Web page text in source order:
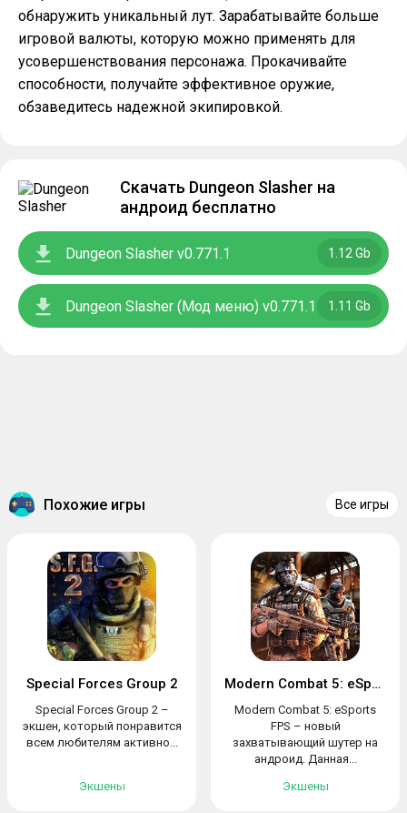
обнаружить уникальный лут. Зарабатывайте больше
игровой валюты, которую можно применять для
усовершенствования персонажа. Прокачивайте
способности, получайте эффективное оружие,
обзаведитесь надежной экипировкой.
Скачать Dungeon Slasher на
андроид бесплатно
Dungeon Slasher v0.771.1 1.12 Gb
Dungeon Slasher (Мод меню) v0.771.1 1.11 Gb
Похожие игры Все игры
Special Forces Group 2
Special Forces Group 2 –
экшен, который понравится
всем любителям активно...
Экшены
Modern Combat 5: eSports FPS
Modern Combat 5: eSports
FPS – новый
захватывающий шутер на
андроид. Данная...
Экшены